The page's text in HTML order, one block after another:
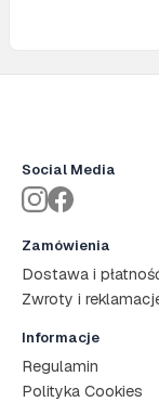
Zamówienia
Dostawa i
Zwroty i
Informacje
Regulamin
Polityka Cookies
Social Media